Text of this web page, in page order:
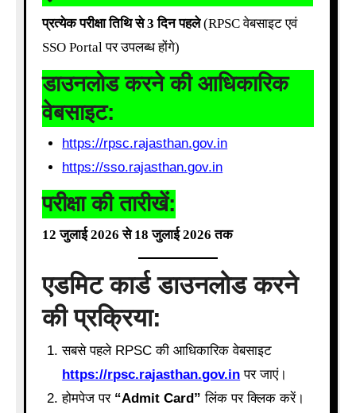
प्रत्येक परीक्षा तिथि से 3 दिन पहले(RPSC वेबसाइट एवं
SSO Portal पर उपलब्ध होंगे)
डाउनलोड करने की आधिकारिक
वेबसाइट:
https://rpsc.rajasthan.gov.in
https://sso.rajasthan.gov.in
परीक्षा की तारीखें:
12 जुलाई 2026 से 18 जुलाई 2026 तक
एडमिट कार्ड डाउनलोड करने
की प्रक्रिया:
सबसे पहले RPSC की आधिकारिक वेबसाइट
https://rpsc.rajasthan.gov.in पर जाएं।
होमपेज पर “Admit Card” लिंक पर क्लिक करें।